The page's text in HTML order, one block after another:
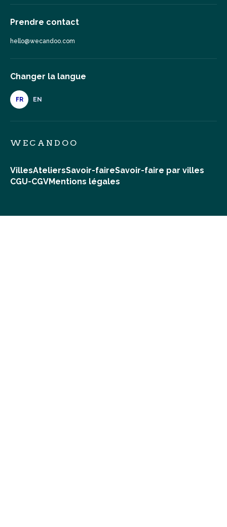
Prendre contact
hello@wecandoo.com
Changer la langue
FR EN
WECANDOO
VillesAteliersSavoir-faireSavoir-faire par villes
CGU-CGVMentions légales